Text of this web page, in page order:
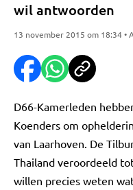
wil antwoorden
13 november 2015 om 18:34 •
D66-Kamerleden
Koenders om
van Laarhoven. De
Thailand veroordeeld
willen precies weten